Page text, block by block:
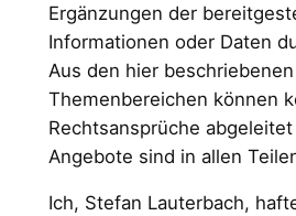
Ergänzungen der
Informationen oder Daten
Aus den hier beschriebenen
Themenbereichen können
Rechtsansprüche
Angebote sind in allen
Ich, Stefan Lauterbach,